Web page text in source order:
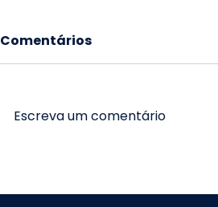
Vinhos da Alemanha:
Comentários
Escreva um comentário